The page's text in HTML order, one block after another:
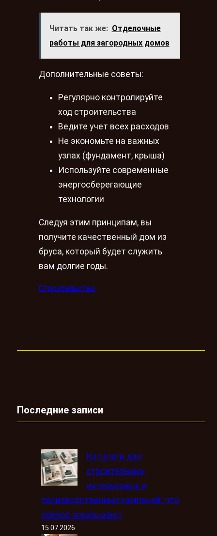
Читать так же: Отделочные
работы для загородных домов
Дополнительные советы:
Регулярно контролируйте
ход строительства
Ведите учет всех расходов
Не экономьте на важных
узлах (фундамент, крыша)
Используйте современные
энергосберегающие
технологии
Следуя этим принципам, вы
получите качественный дом из
бруса, который будет служить
вам долгие годы.
Строительство
Последние записи
Каталоги для
строительных,
интерьерных и
производственных компаний: что
сейчас заказывают
15.07.2026